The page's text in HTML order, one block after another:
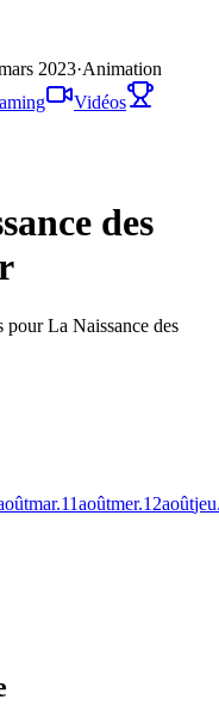
2023·Animation
Vidéos
des
pour La Naissance des
mar.11aoûtmer.12août